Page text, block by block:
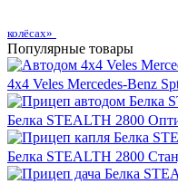
колёсах»
Популярные товары
4х4 Veles Mercedes-Benz
Белка STEALTH 2800
Белка STEALTH 2800